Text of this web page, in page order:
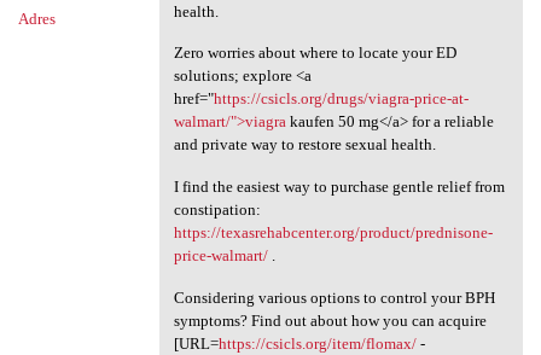
Adres
health.
Zero worries about where to locate your ED
solutions; explore <a
href="https://csicls.org/drugs/viagra-price-at-
walmart/">viagrakaufen 50 mg</a> for a reliable
and private way to restore sexual health.
I find the easiest way to purchase gentle relief from
constipation:
https://texasrehabcenter.org/product/prednisone-
price-walmart/.
Considering various options to control your BPH
symptoms? Find out about how you can acquire
[URL=https://csicls.org/item/flomax/-